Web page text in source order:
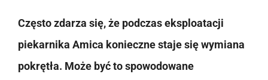
Często zdarza się, że podczas eksploatacji
piekarnika Amica konieczne staje się wymiana
pokrętła. Może być to spowodowane